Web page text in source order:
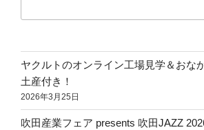
送
ヤクルトのオンライン工場見学＆おな
土産付き！
2026年3月25日
吹田産業フェア presents 吹田JAZZ